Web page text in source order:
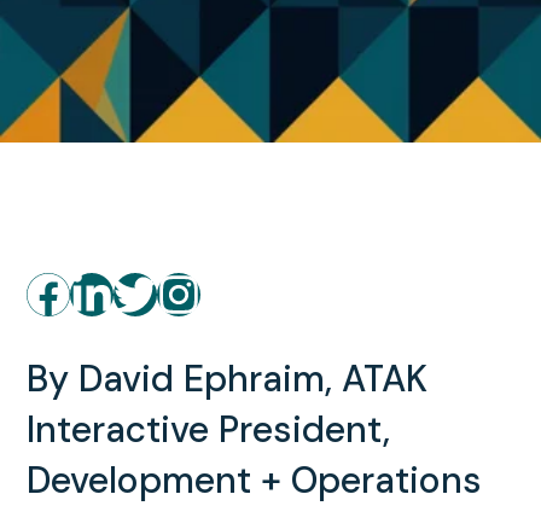
By David Ephraim, ATAK
Interactive President,
Development + Operations